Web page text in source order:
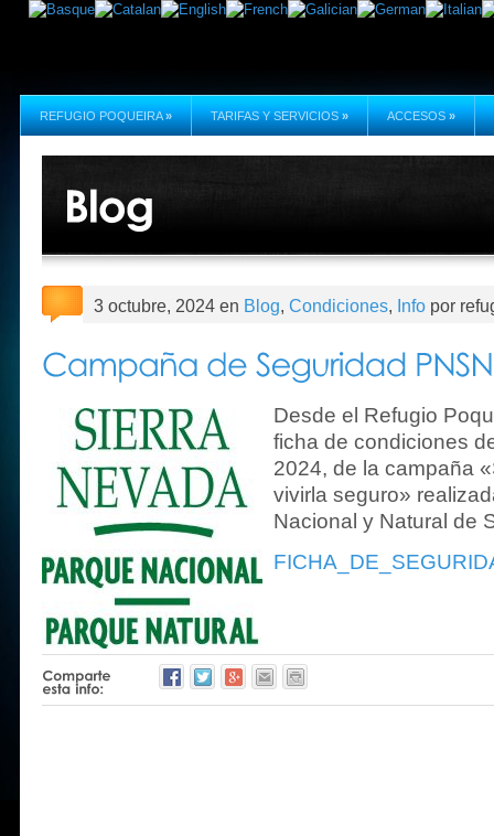
REFUGIO POQUEIRA » TARIFAS Y SERVICIOS » ACCESOS »
3 octubre, 2024 en Blog, Condiciones, Info por
Desde el Refugio
ficha de condiciones
2024, de la campaña
vivirla seguro»
Nacional y Natural de